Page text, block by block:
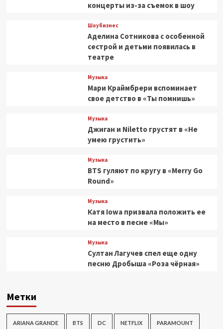
концерты из-за съемок в шоу
Шоубизнес
Аделина Сотникова с особенной
сестрой и детьми появилась в
театре
Музыка
Мари Краймбрери вспоминает
свое детство в «Ты помнишь»
Музыка
Джиган и Niletto грустят в «Не
умею грустить»
Музыка
BTS гуляют по кругу в «Merry Go
Round»
Музыка
Катя Iowa призвала положить ее
на место в песне «Мы»
Музыка
Султан Лагучев спел еще одну
песню Дробыша «Роза чёрная»
Метки
ARIANA GRANDE BTS DC NETFLIX PARAMOUNT